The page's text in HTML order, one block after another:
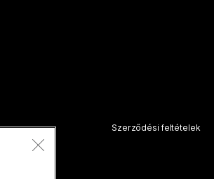
Szerződési feltételek